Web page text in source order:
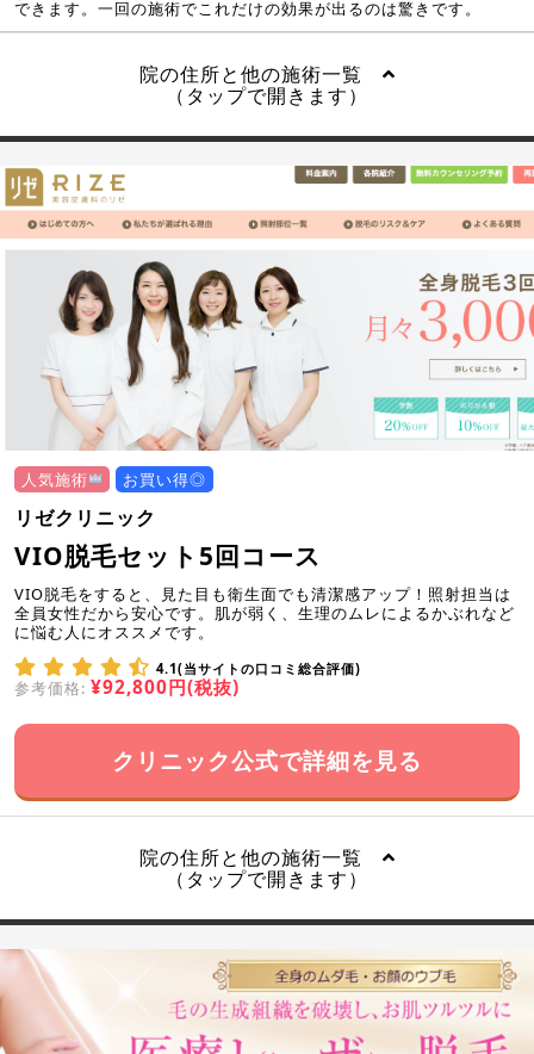
できます。一回の施術でこれだけの効果が出るのは驚きです。
院の住所と他の施術一覧
（タップで開きます）
人気施術 お買い得◎
リゼクリニック
VIO脱毛セット5回コース
VIO脱毛をすると、見た目も衛生面でも清潔感アップ！照射担当は
全員女性だから安心です。肌が弱く、生理のムレによるかぶれなど
に悩む人にオススメです。
4.1(当サイトの口コミ総合評価)
参考価格: ¥92,800円(税抜)
クリニック公式で詳細を見る
院の住所と他の施術一覧
（タップで開きます）